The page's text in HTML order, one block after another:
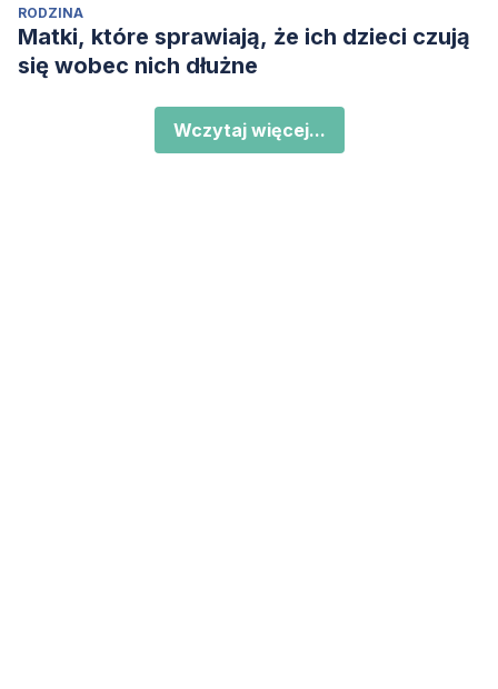
RODZINA
Matki, które sprawiają, że ich dzieci czują
się wobec nich dłużne
Wczytaj więcej...